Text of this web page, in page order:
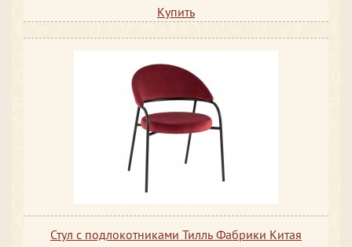
Купить
Стул с подлокотниками Тилль Фабрики Китая